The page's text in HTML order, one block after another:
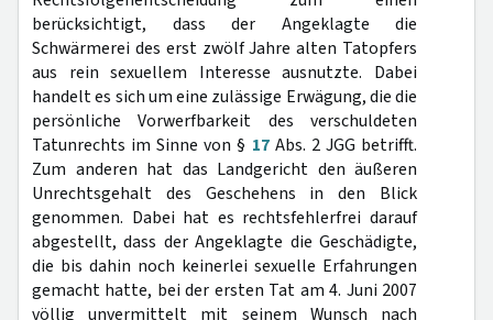
berücksichtigt, dass der Angeklagte die
Schwärmerei des erst zwölf Jahre alten Tatopfers
aus rein sexuellem Interesse ausnutzte. Dabei
handelt es sich um eine zulässige Erwägung, die die
persönliche Vorwerfbarkeit des verschuldeten
Tatunrechts im Sinne von § 17Abs. 2 JGG betrifft.
Zum anderen hat das Landgericht den äußeren
Unrechtsgehalt des Geschehens in den Blick
genommen. Dabei hat es rechtsfehlerfrei darauf
abgestellt, dass der Angeklagte die Geschädigte,
die bis dahin noch keinerlei sexuelle Erfahrungen
gemacht hatte, bei der ersten Tat am 4. Juni 2007
völlig unvermittelt mit seinem Wunsch nach